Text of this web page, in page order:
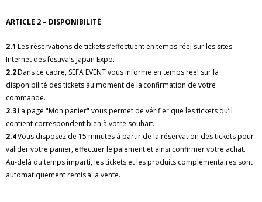
ARTICLE 2 – DISPONIBILITÉ
2.1 Les réservations de tickets s’effectuent en temps réel sur les sites
Internet des festivals Japan Expo.
2.2Dans ce cadre, SEFA EVENT vous informe en temps réel sur la
disponibilité des tickets au moment de la confirmation de votre
commande.
2.3La page "Mon panier" vous permet de vérifier que les tickets qu’il
contient correspondent bien à votre souhait.
2.4Vous disposez de 15 minutes à partir de la réservation des tickets pour
valider votre panier, effectuer le paiement et ainsi confirmer votre achat.
Au-delà du temps imparti, les tickets et les produits complémentaires sont
automatiquement remis à la vente.